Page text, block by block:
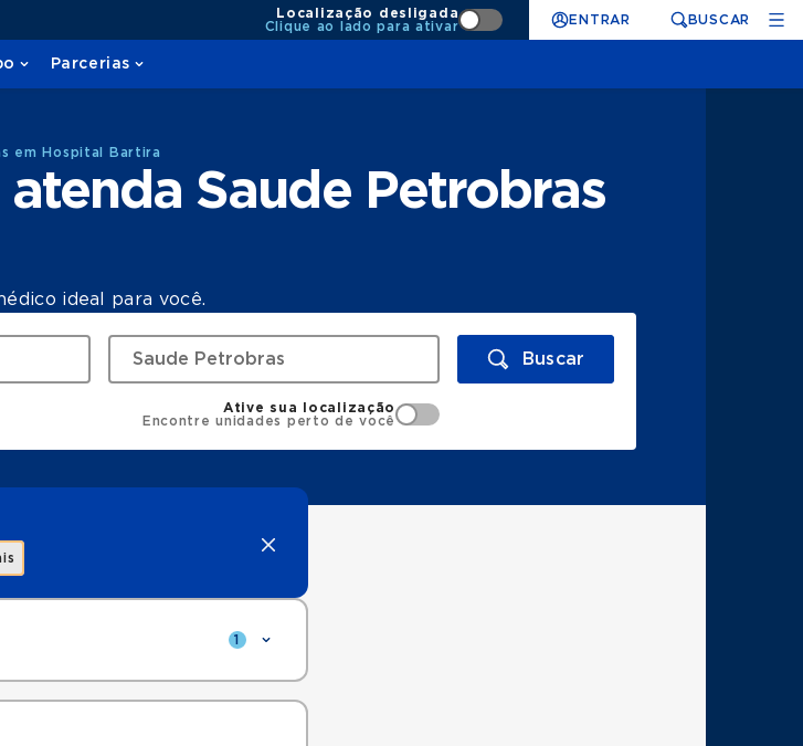
Localização desligada
Clique ao lado para ativar
ENTRAR BUSCAR
Parcerias
em Hospital Bartira
Saude Petrobras
ideal para você.
Buscar
Ative sua localização
Encontre unidades perto de você
1